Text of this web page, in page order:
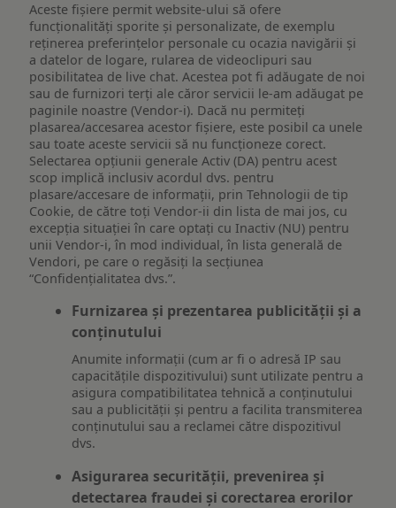
Aceste fișiere permit website-ului să ofere
funcționalități sporite și personalizate, de exemplu
reţinerea preferinţelor personale cu ocazia navigării și
a datelor de logare, rularea de videoclipuri sau
posibilitatea de live chat. Acestea pot fi adăugate de noi
sau de furnizori terți ale căror servicii le-am adăugat pe
paginile noastre (Vendor-i). Dacă nu permiteți
plasarea/accesarea acestor fișiere, este posibil ca unele
sau toate aceste servicii să nu funcționeze corect.
Selectarea opțiunii generale Activ (DA) pentru acest
scop implică inclusiv acordul dvs. pentru
plasare/accesare de informații, prin Tehnologii de tip
Cookie, de către toți Vendor-ii din lista de mai jos, cu
excepția situației în care optați cu Inactiv (NU) pentru
unii Vendor-i, în mod individual, în lista generală de
Vendori, pe care o regăsiți la secțiunea
“Confidențialitatea dvs.”.
Furnizarea și prezentarea publicității și a
conținutului
Anumite informații (cum ar fi o adresă IP sau
capacitățile dispozitivului) sunt utilizate pentru a
asigura compatibilitatea tehnică a conținutului
sau a publicității și pentru a facilita transmiterea
conținutului sau a reclamei către dispozitivul
dvs.
Asigurarea securității, prevenirea și
detectarea fraudei și corectarea erorilor